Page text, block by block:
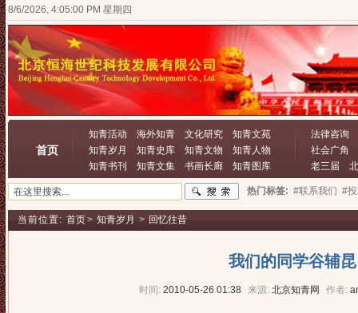
8/6/2026, 4:05:01 PM 星期四
首页
知青活动 海外知青 文化研究
知青文苑
知青岁月
知青史库 知青文物
知青人物
知青书刊
知青文集 书画长廊 知青图库
法律咨询
社会广角
老三届
热门标签: #联系我们 #
当前位置: 首页> 知青岁月 > 回忆往昔
我们的同学谷辅昆
时间: 2010-05-26 01:38 来源: 北京知青网 作者: